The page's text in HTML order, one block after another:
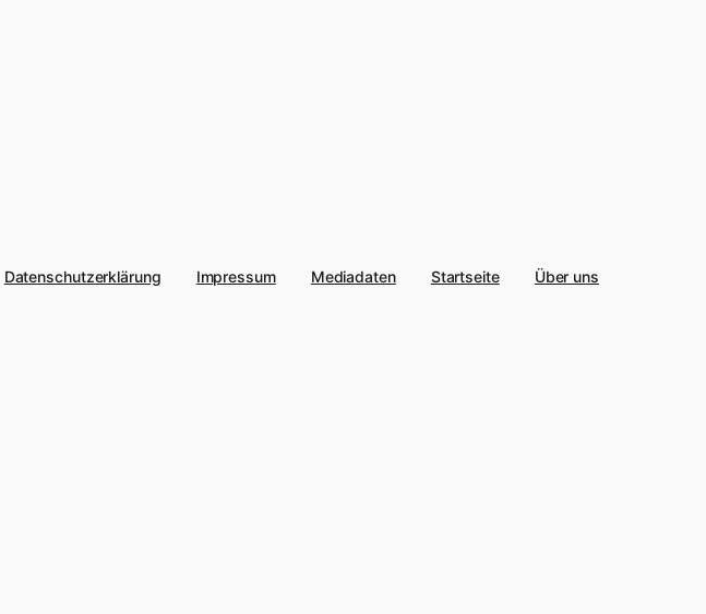
Datenschutzerklärung Impressum Mediadaten Startseite Über uns